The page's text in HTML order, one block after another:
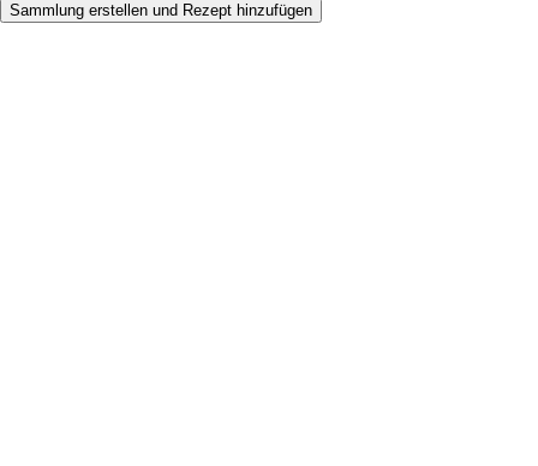
Sammlung erstellen und Rezept hinzufügen